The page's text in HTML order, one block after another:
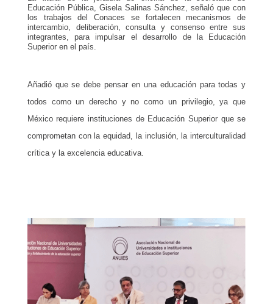
Educación Pública, Gisela Salinas Sánchez, señaló que con
los trabajos del Conaces se fortalecen mecanismos de
intercambio, deliberación, consulta y consenso entre sus
integrantes, para impulsar el desarrollo de la Educación
Superior en el país.
Añadió que se debe pensar en una educación para todas y
todos como un derecho y no como un privilegio, ya que
México requiere instituciones de Educación Superior que se
comprometan con la equidad, la inclusión, la interculturalidad
crítica y la excelencia educativa.